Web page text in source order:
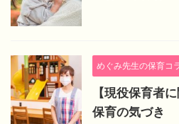
めぐみ先生の保育コ
【現役保育者
保育の気づき